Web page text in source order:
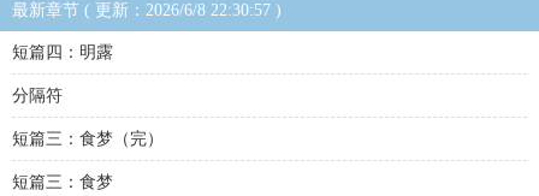
最新章节 ( 更新：2026/6/8 22:30:57 )
短篇四：明露
分隔符
短篇三：食梦（完）
短篇三：食梦